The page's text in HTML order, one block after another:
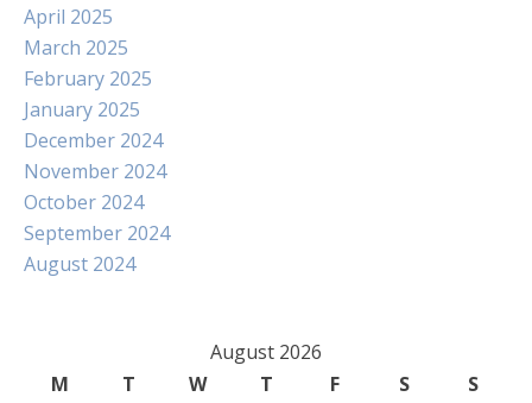
April 2025
March 2025
February 2025
January 2025
December 2024
November 2024
October 2024
September 2024
August 2024
August 2026
M
T W T F S
S